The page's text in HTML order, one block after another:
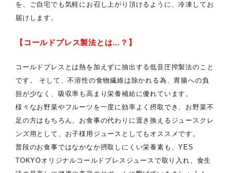
を、ご自宅でも気軽にお召し上がり頂けるように、冷凍してお
届けします。
【コールドプレス製法とは...？】
コールドプレスとは熱を加えずに抽出する低音圧搾製法のこと
です。 そして、不溶性の食物繊維は除かれる為、胃腸への負
担が少なく、吸収率も高まり栄養補給に優れています。
様々なお野菜やフルーツを一度に効率よく摂取でき、お野菜不
足の方はもちろん、お食事の代わりに置き換えるジュースクレ
ンズ用として、お子様用ジュースとしてもオススメです。
普段のお食事ではなかなか摂取しにくい栄養素も、YES
TOKYOオリジナルコールドプレスジュースで取り入れ、食生